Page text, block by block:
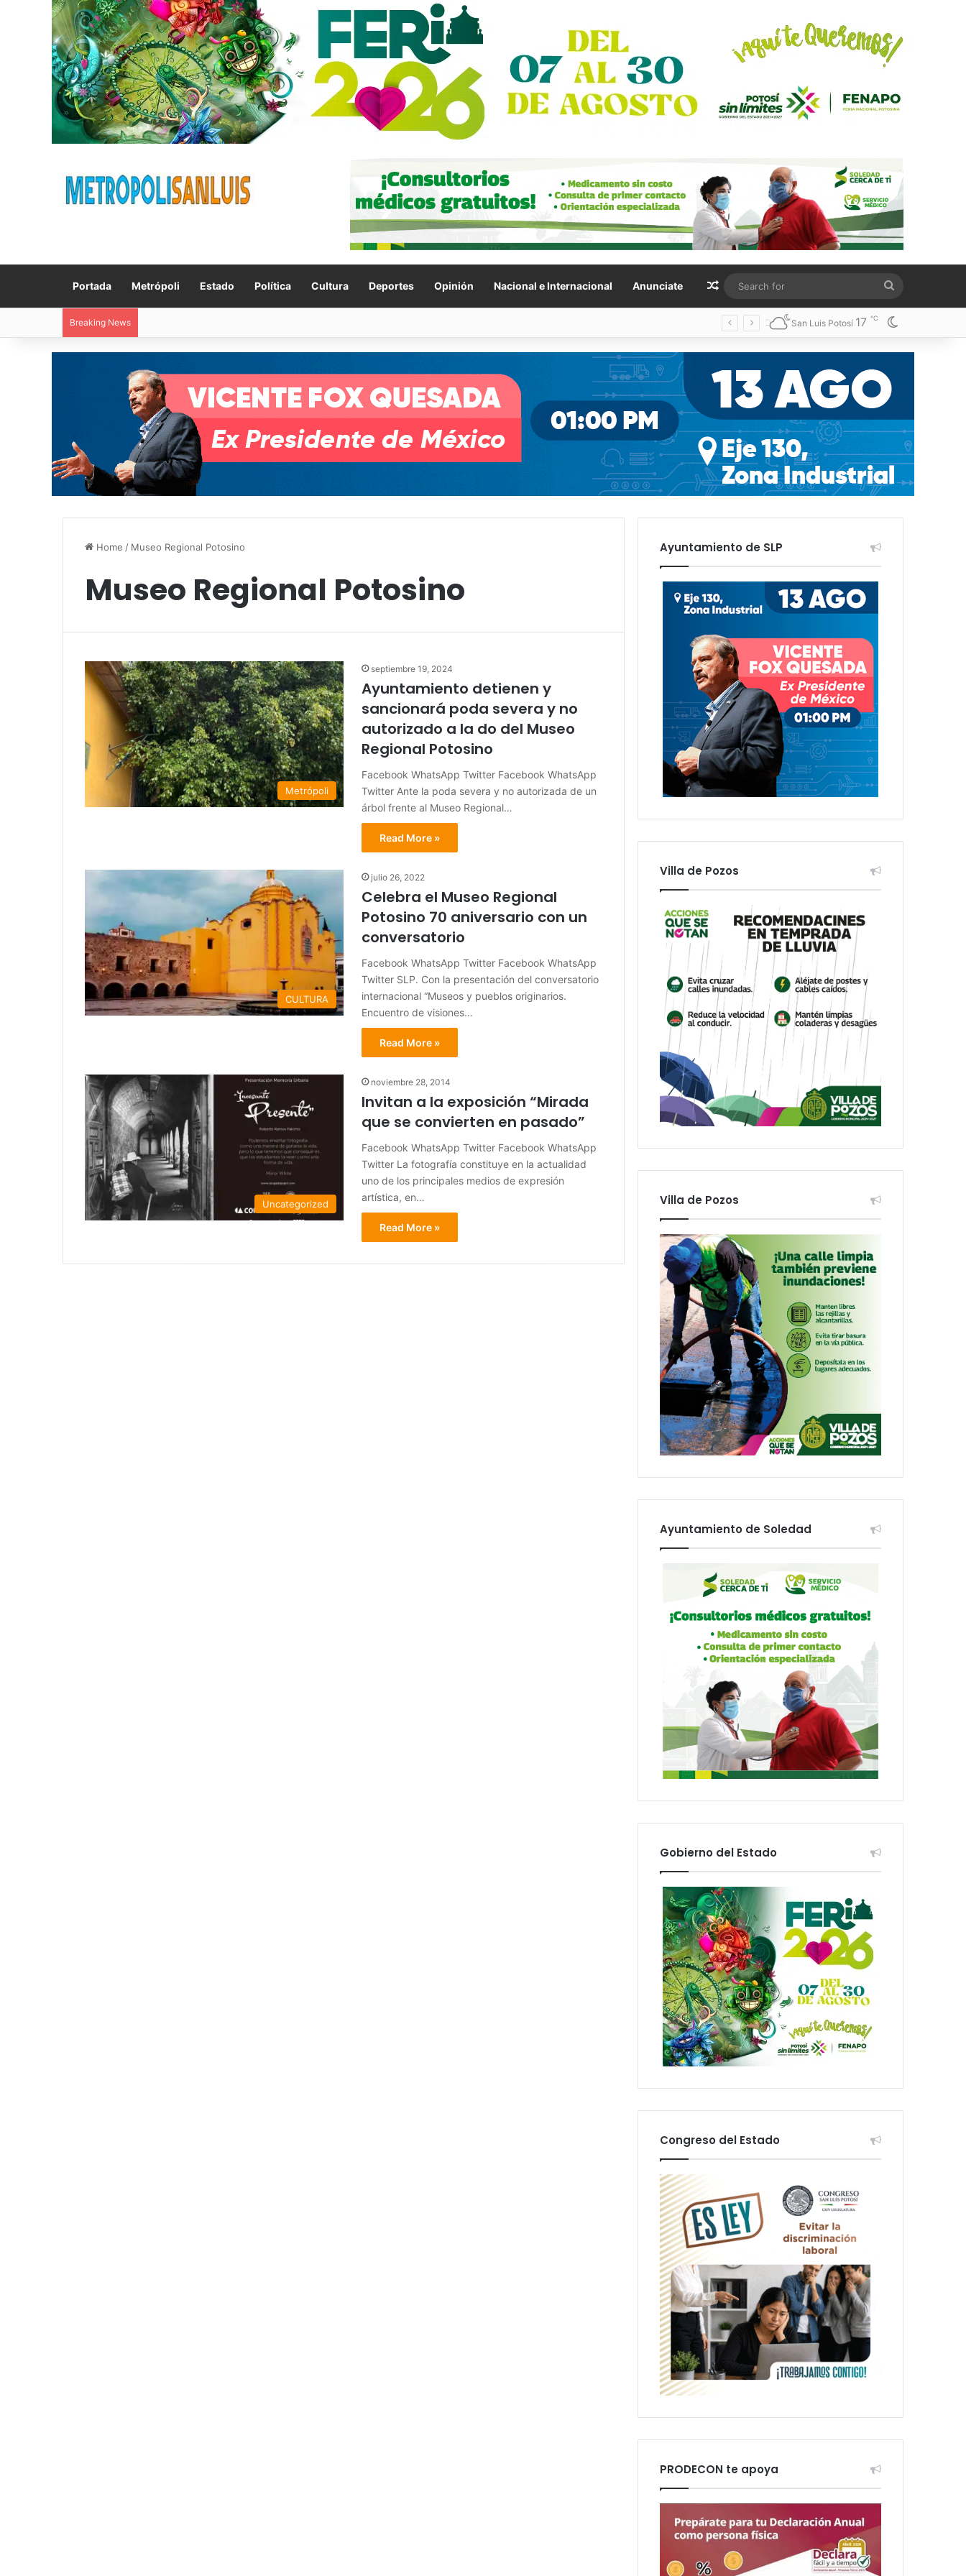
Portada Metrópoli Estado Política Cultura Deportes Opinión Nacional e Internacional Anunciate Random Article
for
Breaking News San Luis Potosí 17 ℃
Home / Museo Regional Potosino
Museo Regional Potosino
Metrópoli
septiembre 19, 2024
Ayuntamiento detienen y
sancionará poda severa y no
autorizado a la do del Museo
Regional Potosino
Facebook WhatsApp Twitter Facebook WhatsApp
Twitter Ante la poda severa y no autorizada de un
árbol frente al Museo Regional…
Read More »
CULTURA
julio 26, 2022
Celebra el Museo Regional
Potosino 70 aniversario con un
conversatorio
Facebook WhatsApp Twitter Facebook WhatsApp
Twitter SLP. Con la presentación del conversatorio
internacional “Museos y pueblos originarios.
Encuentro de visiones…
Read More »
Uncategorized
noviembre 28, 2014
Invitan a la exposición “Mirada
que se convierten en pasado”
Facebook WhatsApp Twitter Facebook WhatsApp
Twitter La fotografía constituye en la actualidad
uno de los principales medios de expresión
artística, en…
Read More »
Ayuntamiento de SLP
Villa de Pozos
Villa de Pozos
Ayuntamiento de Soledad
Gobierno del Estado
Congreso del Estado
PRODECON te apoya